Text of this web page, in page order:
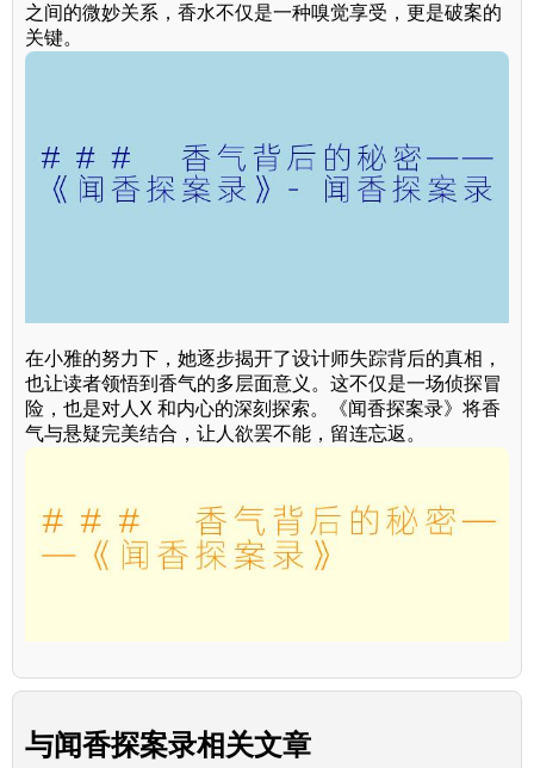
之间的微妙关系，香水不仅是一种嗅觉享受，更是破案的
关键。
在小雅的努力下，她逐步揭开了设计师失踪背后的真相，
也让读者领悟到香气的多层面意义。这不仅是一场侦探冒
险，也是对人X 和内心的深刻探索。《闻香探案录》将香
气与悬疑完美结合，让人欲罢不能，留连忘返。
与闻香探案录相关文章